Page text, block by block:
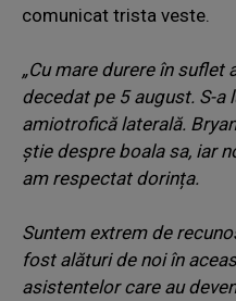
comunicat trista veste.
„Cu mare durere în suflet
decedat pe 5 august. S-a
amiotrofică laterală.
știe despre boala sa, iar
am respectat dorința.
Suntem extrem de
fost alături de noi în
asistentelor care au